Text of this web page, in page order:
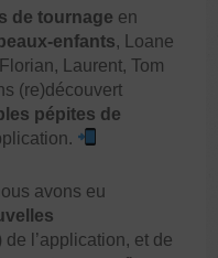
de tournage en
enfants, Loane
Laurent, Tom
(re)découvert
pépites de
avons eu
de l’application, et de